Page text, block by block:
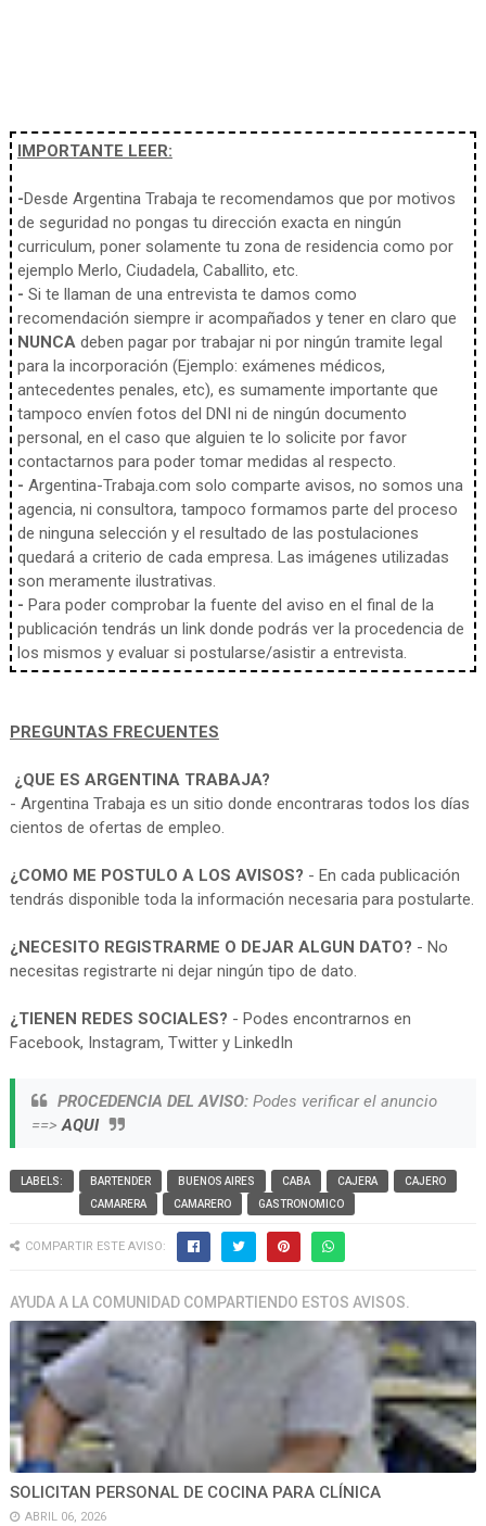
IMPORTANTE LEER:
-Desde Argentina Trabaja te recomendamos que por motivos
de seguridad no pongas tu dirección exacta en ningún
curriculum, poner solamente tu zona de residencia como por
ejemplo Merlo, Ciudadela, Caballito, etc.
- Si te llaman de una entrevista te damos como
recomendación siempre ir acompañados y tener en claro que
NUNCAdeben pagar por trabajar ni por ningún tramite legal
para la incorporación (Ejemplo: exámenes médicos,
antecedentes penales, etc), es sumamente importante que
tampoco envíen fotos del DNI ni de ningún documento
personal, en el caso que alguien te lo solicite por favor
contactarnos para poder tomar medidas al respecto.
- Argentina-Trabaja.com solo comparte avisos, no somos una
agencia, ni consultora, tampoco formamos parte del proceso
de ninguna selección y el resultado de las postulaciones
quedará a criterio de cada empresa. Las imágenes utilizadas
son meramente ilustrativas.
- Para poder comprobar la fuente del aviso en el final de la
publicación tendrás un link donde podrás ver la procedencia de
los mismos y evaluar si postularse/asistir a entrevista.
PREGUNTAS FRECUENTES
¿QUE ES ARGENTINA TRABAJA?
- Argentina Trabaja es un sitio donde encontraras todos los días
cientos de ofertas de empleo.
¿COMO ME POSTULO A LOS AVISOS? - En cada publicación
tendrás disponible toda la información necesaria para postularte.
¿NECESITO REGISTRARME O DEJAR ALGUN DATO? - No
necesitas registrarte ni dejar ningún tipo de dato.
¿TIENEN REDES SOCIALES? - Podes encontrarnos en
Facebook, Instagram, Twitter y LinkedIn
PROCEDENCIA DEL AVISO:Podes verificar el anuncio
==>AQUI
LABELS: BARTENDER BUENOS AIRES CABA CAJERA
CAJERO
CAMARERA
CAMARERO GASTRONOMICO
COMPARTIR ESTE AVISO:
AYUDA A LA COMUNIDAD COMPARTIENDO ESTOS AVISOS.
SOLICITAN PERSONAL DE COCINA PARA CLÍNICA
ABRIL 06, 2026